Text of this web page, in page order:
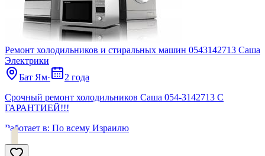
Ремонт холодильников и стиральных машин 0543142713 Саша
Электрики
Бат Ям·
2 года
Срочный ремонт холодильников Саша 054-3142713 С
ГАРАНТИЕЙ!!!
Работает в: По всему Израилю